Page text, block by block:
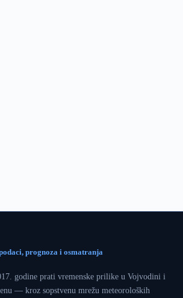
prognoza i osmatranja
godine prati vremenske prilike u Vojvodini i
— kroz sopstvenu mrežu meteoroloških